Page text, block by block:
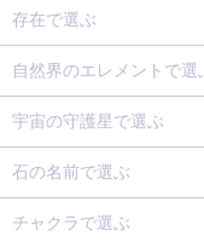
存在で選ぶ
自然界のエレメントで選
宇宙の守護星で選ぶ
石の名前で選ぶ
チャクラで選ぶ